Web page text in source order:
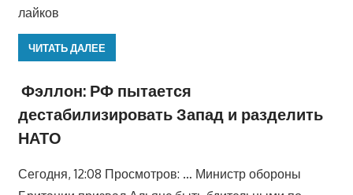
лайков
ЧИТАТЬ ДАЛЕЕ
Фэллон: РФ пытается
дестабилизировать Запад и разделить
НАТО
Сегодня, 12:08 Просмотров: … Министр обороны